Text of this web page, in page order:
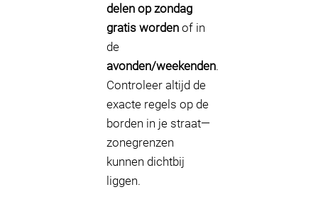
delen op zondag
gratis worden of in
de
avonden/weekenden.
Controleer altijd de
exacte regels op de
borden in je straat—
zonegrenzen
kunnen dichtbij
liggen.